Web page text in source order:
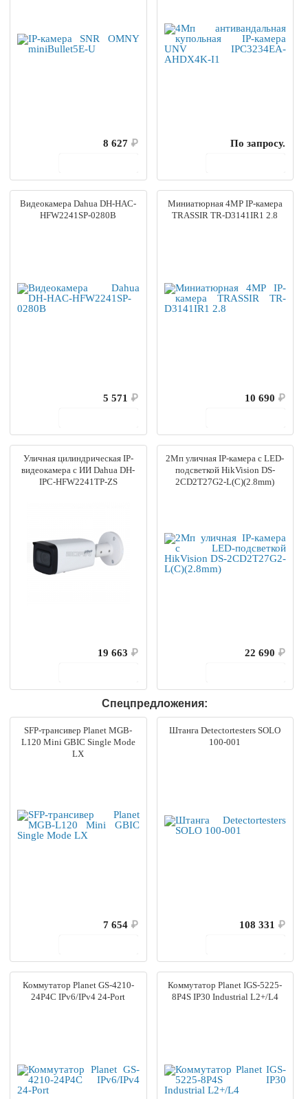
8 627 ₽
По запросу.
Видеокамера Dahua DH-HAC-
HFW2241SP-0280B
5 571 ₽
Миниатюрная 4MP IP-камера
TRASSIR TR-D3141IR1 2.8
10 690 ₽
Уличная цилиндрическая IP-
видеокамера с ИИ Dahua DH-
IPC-HFW2241TP-ZS
19 663 ₽
2Мп уличная IP-камера с LED-
подсветкой HikVision DS-
2CD2T27G2-L(C)(2.8mm)
22 690 ₽
Спецпредложения:
SFP-трансивер Planet MGB-
L120 Mini GBIC Single Mode
LX
7 654 ₽
Штанга Detectortesters SOLO
100-001
108 331 ₽
Коммутатор Planet GS-4210-
24P4C IPv6/IPv4 24-Port
Коммутатор Planet IGS-5225-
8P4S IP30 Industrial L2+/L4